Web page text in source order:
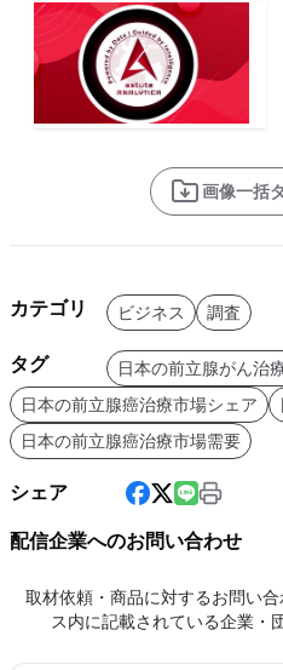
画像一括
カテゴリ ビジネス 調査
タグ
日本の前立腺がん治
日本の前立腺癌治療市場シェア
日本の前立腺癌治療市場需要
シェア
配信企業へのお問い合わせ
取材依頼・商品に対するお問い
ス内に記載されている企業・